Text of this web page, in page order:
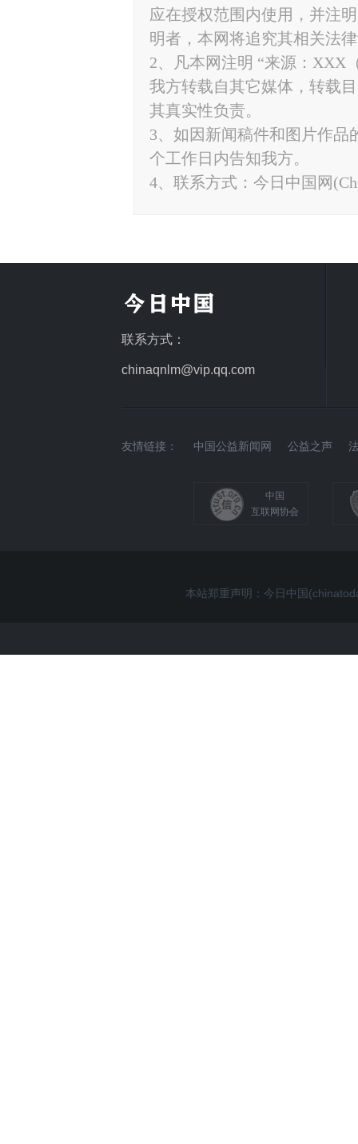
应在授权范围内使用，并注
明者，本网将追究其相关法
2、凡本网注明 “来源：XXX
我方转载自其它媒体，转载
其真实性负责。
3、如因新闻稿件和图片作品
个工作日内告知我方。
4、联系方式：今日中国网
联系方式：
chinaqnlm@vip.qq.com
友情链接： 中国公益新闻网 公益之声
中国
互联网协会
本站郑重声明：今日中国